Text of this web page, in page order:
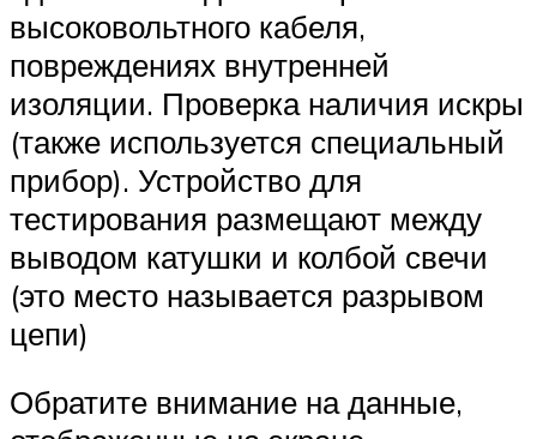
высоковольтного кабеля,
повреждениях внутренней
изоляции. Проверка наличия искры
(также используется специальный
прибор). Устройство для
тестирования размещают между
выводом катушки и колбой свечи
(это место называется разрывом
цепи)
Обратите внимание на данные,